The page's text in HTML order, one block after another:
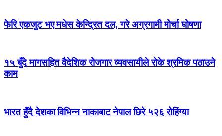
फेरि एकजुट भए मधेस केन्द्रित दल, गरे अग्रगामी मोर्चा घोषणा
१५ बुँदे मागसहित वैदेशिक रोजगार व्यवसायीले रोके श्रमिक पठाउने
काम
भारत हुँदै देशका विभिन्न नाकाबाट नेपाल छिरे ५२६ रोहिंग्या